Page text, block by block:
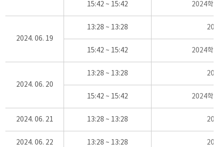
15:42 ~ 15:42 2024학
2024. 06. 19
13:28 ~ 13:28
15:42 ~ 15:42 2024학
2024. 06. 20
13:28 ~ 13:28
15:42 ~ 15:42 2024학
2024. 06. 21 13:28 ~ 13:28
2024. 06. 22 13:28 ~ 13:28